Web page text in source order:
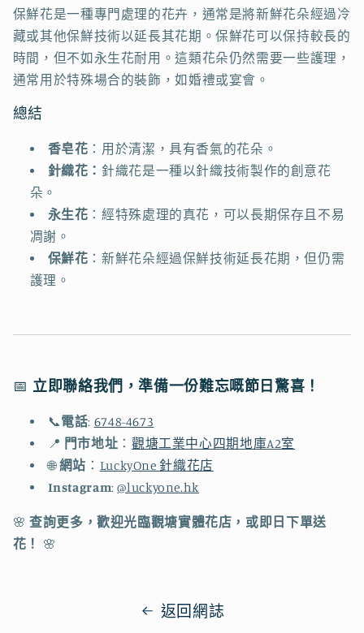
保鮮花是一種專門處理的花卉，通常是將新鮮花朵經過冷
藏或其他保鮮技術以延長其花期。保鮮花可以保持較長的
時間，但不如永生花耐用。這類花朵仍然需要一些護理，
通常用於特殊場合的裝飾，如婚禮或宴會。
總結
香皂花 ：用於清潔，具有香氣的花朵。
針織花： 針織花是一種以針織技術製作的創意花
朵。
永生花 ：經特殊處理的真花，可以長期保存且不易
凋謝。
保鮮花 ：新鮮花朵經過保鮮技術延長花期，但仍需
護理。
📅 立即聯絡我們 ，準備一份難忘嘅節日驚喜！
📞電話: 6748-4673
📍 門市地址 ： 觀塘工業中心四期地庫A2室
🌐網站 ： LuckyOne 針織花店
Instagram: @luckyone.hk
🌸 查詢更多，歡迎光臨觀塘實體花店，或即日下單送
花！
🌸
返回網誌